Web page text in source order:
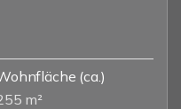
(ca.)
m²